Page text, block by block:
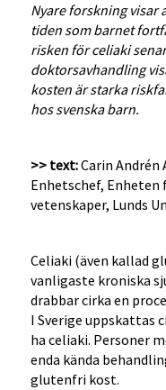
Nyare forskning
tiden som barnet
risken för celiaki
doktorsavhandling
kosten är starka
hos svenska barn.
>> text:Carin Andrén
Enhetschef, Enheten
vetenskaper, Lunds
Celiaki (även kallad
vanligaste kroniska
drabbar cirka en
I Sverige uppskattas
ha celiaki. Personer
enda kända
glutenfri kost.